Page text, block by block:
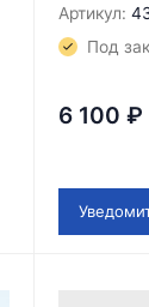
Артикул:
Под
6 100 ₽